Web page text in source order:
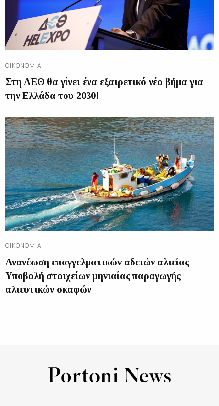
ΟΙΚΟΝΟΜΊΑ
Στη ΔΕΘ θα γίνει ένα εξαιρετικό νέο βήμα για
την Ελλάδα του 2030!
ΟΙΚΟΝΟΜΊΑ
Ανανέωση επαγγελματικών αδειών αλιείας –
Υποβολή στοιχείων μηνιαίας παραγωγής
αλιευτικών σκαφών